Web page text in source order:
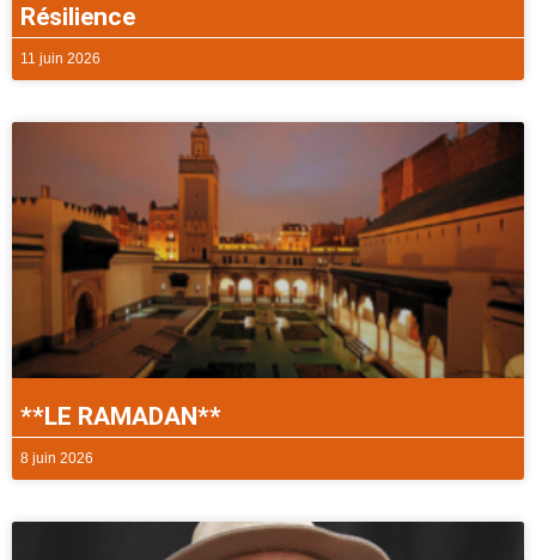
Résilience
11 juin 2026
**LE RAMADAN**
8 juin 2026